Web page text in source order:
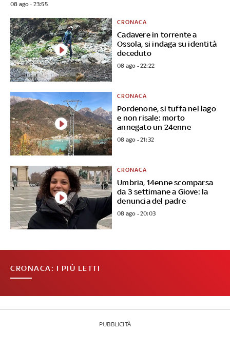
08 ago - 23:55
Cadavere in torrente a
Ossola, si indaga su identità
deceduto
CRONACA
08 ago - 22:22
Pordenone, si tuffa nel lago
e non risale: morto
annegato un 24enne
CRONACA
08 ago - 21:32
Umbria, 14enne scomparsa
da 3 settimane a Giove: la
denuncia del padre
CRONACA
08 ago - 20:03
CRONACA: I PIÙ LETTI
PUBBLICITÀ